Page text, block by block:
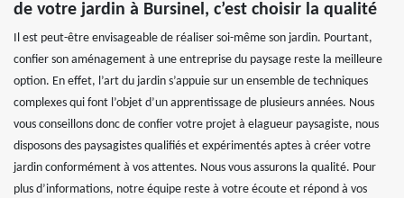
de votre jardin à Bursinel, c’est choisir la qualité
Il est peut-être envisageable de réaliser soi-même son jardin. Pourtant,
confier son aménagement à une entreprise du paysage reste la meilleure
option. En effet, l’art du jardin s’appuie sur un ensemble de techniques
complexes qui font l’objet d’un apprentissage de plusieurs années. Nous
vous conseillons donc de confier votre projet à elagueur paysagiste, nous
disposons des paysagistes qualifiés et expérimentés aptes à créer votre
jardin conformément à vos attentes. Nous vous assurons la qualité. Pour
plus d’informations, notre équipe reste à votre écoute et répond à vos